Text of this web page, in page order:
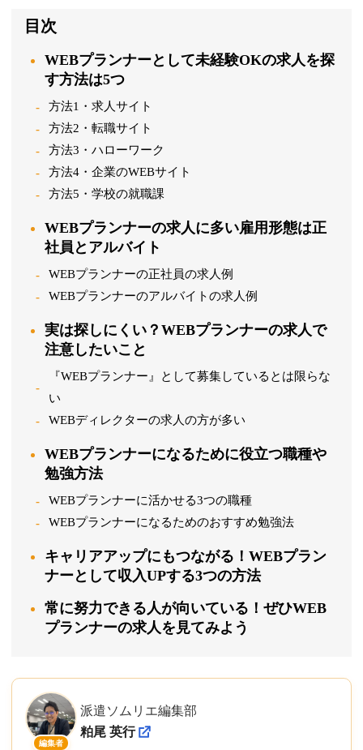
目次
WEBプランナーとして未経験OKの求人を探
す方法は5つ
方法1・求人サイト
方法2・転職サイト
方法3・ハローワーク
方法4・企業のWEBサイト
方法5・学校の就職課
WEBプランナーの求人に多い雇用形態は正
社員とアルバイト
WEBプランナーの正社員の求人例
WEBプランナーのアルバイトの求人例
実は探しにくい？WEBプランナーの求人で
注意したいこと
『WEBプランナー』として募集しているとは限らな
い
WEBディレクターの求人の方が多い
WEBプランナーになるために役立つ職種や
勉強方法
WEBプランナーに活かせる3つの職種
WEBプランナーになるためのおすすめ勉強法
キャリアアップにもつながる！WEBプラン
ナーとして収入UPする3つの方法
常に努力できる人が向いている！ぜひWEB
プランナーの求人を見てみよう
編集者
派遣ソムリエ編集部
粕尾 英行